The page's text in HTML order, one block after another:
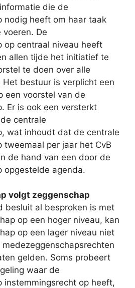
die de
nodig heeft om haar taak
De
op centraal niveau heeft
allen tijde het initiatief te
te doen over alle
Het bestuur is verplicht een
een voorstel van de
Er is ook een versterkt
centrale
wat inhoudt dat de centrale
tweemaal per jaar het CvB
de hand van een door de
opgestelde agenda.
volgt zeggenschap
besluit al besproken is met
op een hoger niveau, kan
op een lager niveau niet
gelden. Soms probeert
waar de
instemmingsrecht op heeft,